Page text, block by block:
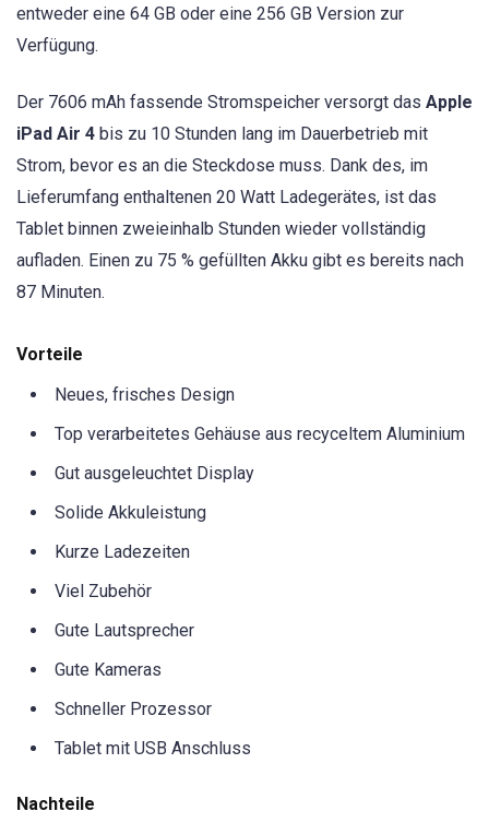
entweder eine 64 GB oder eine 256 GB Version zur
Verfügung.
Der 7606 mAh fassende Stromspeicher versorgt das Apple
iPad Air 4 bis zu 10 Stunden lang im Dauerbetrieb mit
Strom, bevor es an die Steckdose muss. Dank des, im
Lieferumfang enthaltenen 20 Watt Ladegerätes, ist das
Tablet binnen zweieinhalb Stunden wieder vollständig
aufladen. Einen zu 75 % gefüllten Akku gibt es bereits nach
87 Minuten.
Vorteile
Neues, frisches Design
Top verarbeitetes Gehäuse aus recyceltem Aluminium
Gut ausgeleuchtet Display
Solide Akkuleistung
Kurze Ladezeiten
Viel Zubehör
Gute Lautsprecher
Gute Kameras
Schneller Prozessor
Tablet mit USB Anschluss
Nachteile